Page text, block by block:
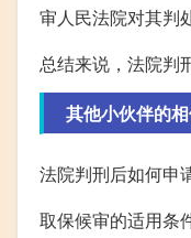
审人民法院对其判
总结来说，法院判
其他小伙伴的相
法院判刑后如何申
取保候审的适用条